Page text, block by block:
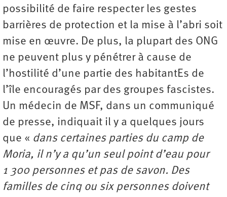
possibilité de faire respecter les gestes
barrières de protection et la mise à l’abri soit
mise en œuvre. De plus, la plupart des ONG
ne peuvent plus y pénétrer à cause de
l’hostilité d’une partie des habitantEs de
l’île encouragés par des groupes fascistes.
Un médecin de MSF, dans un communiqué
de presse, indiquait il y a quelques jours
que « dans certaines parties du camp de
Moria, il n’y a qu’un seul point d’eau pour
1 300 personnes et pas de savon. Des
familles de cinq ou six personnes doivent